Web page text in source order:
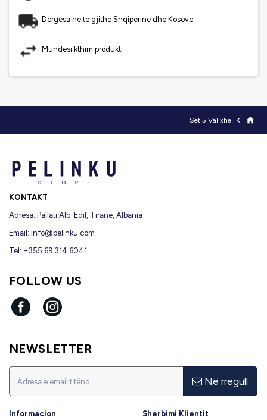
Dergesa ne te gjithe Shqiperine dhe Kosove
Mundesi kthim produkti
home

Set 5 Valixhe
KONTAKT
Adresa: Pallati Alb-Edil, Tirane, Albania
Email: info@pelinku.com
Tel: +355 69 314 6041
FOLLOW US
Facebook
NEWSLETTER
Në rregull
Informacion Sherbimi Klientit